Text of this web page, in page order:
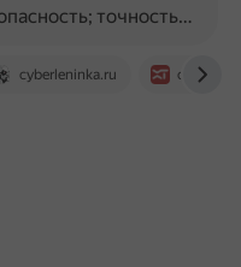
cyberleninka.ru
точность…